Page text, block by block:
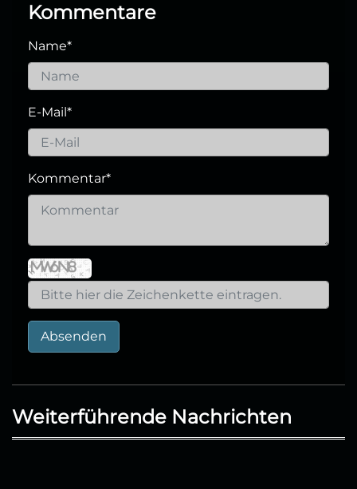
Kommentare
Name*
E-Mail *
Kommentar*
Absenden
Weiterführende Nachrichten